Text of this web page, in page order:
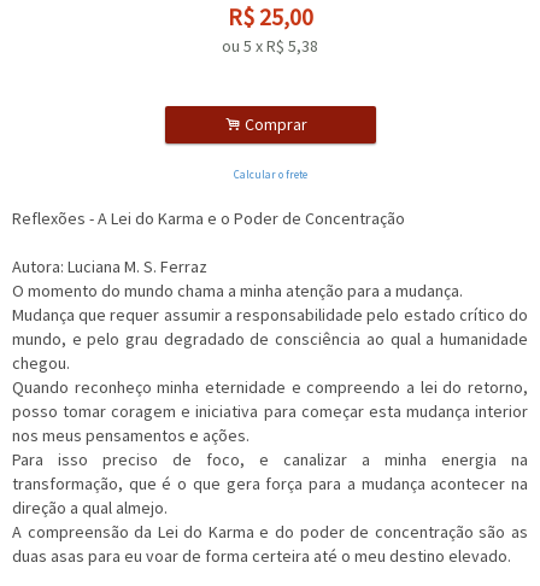
R$ 25,00
ou 5 xR$ 5,38
. Comprar
Calcular o frete
Reflexões - A Lei do Karma e o Poder de Concentração
Autora: Luciana M. S. Ferraz
O momento do mundo chama a minha atenção para a mudança.
Mudança que requer assumir a responsabilidade pelo estado crítico do
mundo, e pelo grau degradado de consciência ao qual a humanidade
chegou.
Quando reconheço minha eternidade e compreendo a lei do retorno,
posso tomar coragem e iniciativa para começar esta mudança interior
nos meus pensamentos e ações.
Para isso preciso de foco, e canalizar a minha energia na
transformação, que é o que gera força para a mudança acontecer na
direção a qual almejo.
A compreensão da Lei do Karma e do poder de concentração são as
duas asas para eu voar de forma certeira até o meu destino elevado.